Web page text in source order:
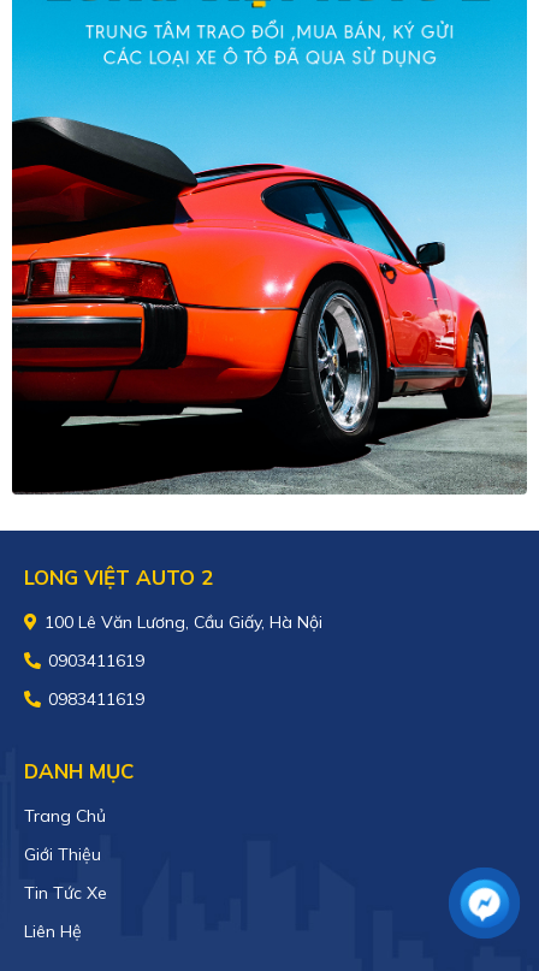
LONG VIỆT AUTO 2
100 Lê Văn Lương, Cầu Giấy, Hà Nội
0903411619
0983411619
DANH MỤC
Trang Chủ
Giới Thiệu
Tin Tức Xe
Liên Hệ